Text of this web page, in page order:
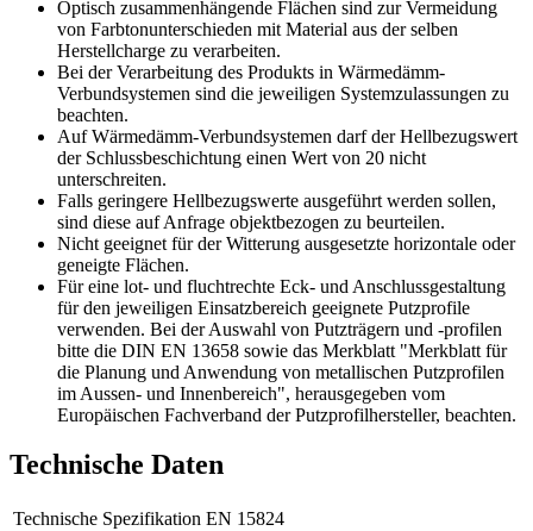
Optisch zusammenhängende Flächen sind zur Vermeidung
von Farbtonunterschieden mit Material aus der selben
Herstellcharge zu verarbeiten.
Bei der Verarbeitung des Produkts in Wärmedämm-
Verbundsystemen sind die jeweiligen Systemzulassungen zu
beachten.
Auf Wärmedämm-Verbundsystemen darf der Hellbezugswert
der Schlussbeschichtung einen Wert von 20 nicht
unterschreiten.
Falls geringere Hellbezugswerte ausgeführt werden sollen,
sind diese auf Anfrage objektbezogen zu beurteilen.
Nicht geeignet für der Witterung ausgesetzte horizontale oder
geneigte Flächen.
Für eine lot- und fluchtrechte Eck- und Anschlussgestaltung
für den jeweiligen Einsatzbereich geeignete Putzprofile
verwenden. Bei der Auswahl von Putzträgern und -profilen
bitte die DIN EN 13658 sowie das Merkblatt "Merkblatt für
die Planung und Anwendung von metallischen Putzprofilen
im Aussen- und Innenbereich", herausgegeben vom
Europäischen Fachverband der Putzprofilhersteller, beachten.
Technische Daten
Technische Spezifikation EN 15824